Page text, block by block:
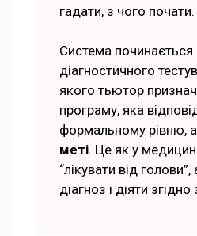
гадати, з чого почати.
Система починається
діагностичного
якого тьютор
програму, яка
формальному рівню, а
меті. Це як у
“лікувати від
діагноз і діяти